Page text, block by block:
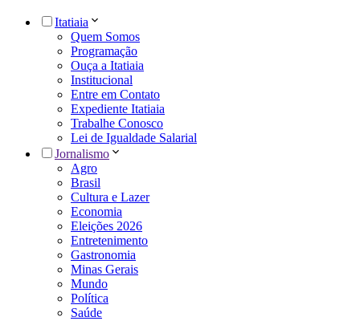
Itatiaia
Quem Somos
Programação
Ouça a Itatiaia
Institucional
Entre em Contato
Expediente Itatiaia
Trabalhe Conosco
Lei de Igualdade Salarial
Jornalismo
Agro
Brasil
Cultura e Lazer
Economia
Eleições 2026
Entretenimento
Gastronomia
Minas Gerais
Mundo
Política
Saúde